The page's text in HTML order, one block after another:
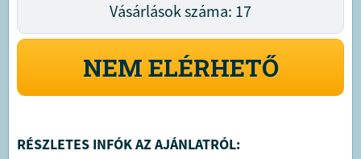
Vásárlások száma: 17
NEM ELÉRHETŐ
RÉSZLETES INFÓK AZ AJÁNLATRÓL: